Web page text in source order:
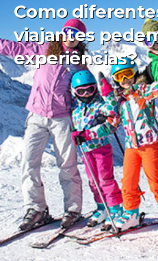
Como
viajantes
experiências?